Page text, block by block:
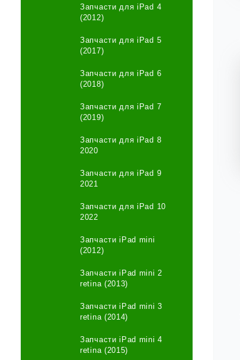
Запчасти для iPad 4
(2012)
Запчасти для iPad 5
(2017)
Запчасти для iPad 6
(2018)
Запчасти для iPad 7
(2019)
Запчасти для iPad 8
2020
Запчасти для iPad 9
2021
Запчасти для iPad 10
2022
Запчасти iPad mini
(2012)
Запчасти iPad mini 2
retina (2013)
Запчасти iPad mini 3
retina (2014)
Запчасти iPad mini 4
retina (2015)